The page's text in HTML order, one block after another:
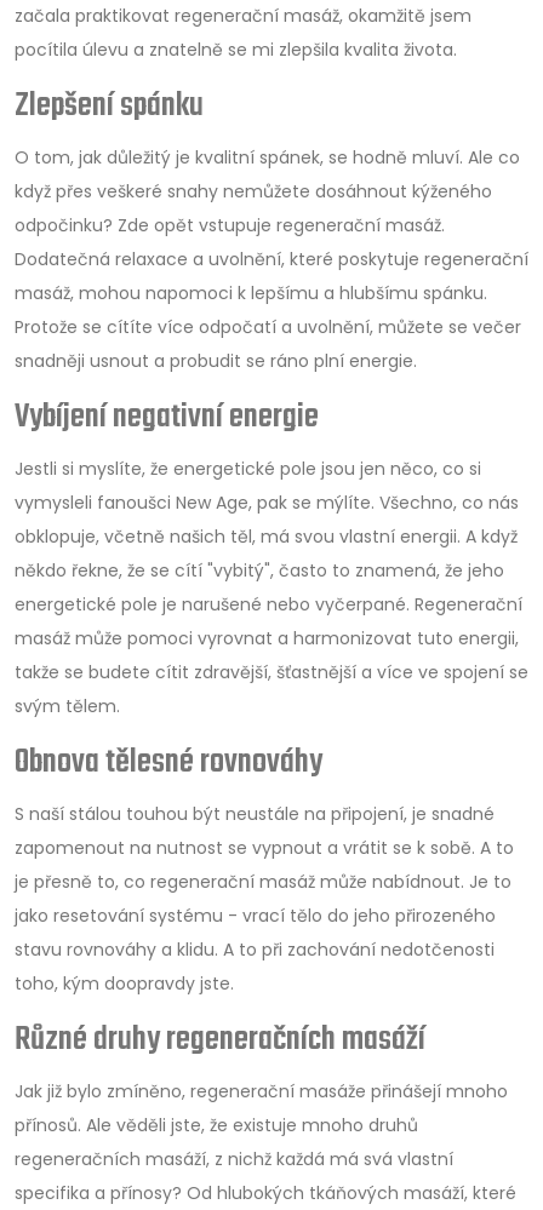
začala praktikovat regenerační masáž, okamžitě jsem
pocítila úlevu a znatelně se mi zlepšila kvalita života.
Zlepšení spánku
O tom, jak důležitý je kvalitní spánek, se hodně mluví. Ale co
když přes veškeré snahy nemůžete dosáhnout kýženého
odpočinku? Zde opět vstupuje regenerační masáž.
Dodatečná relaxace a uvolnění, které poskytuje regenerační
masáž, mohou napomoci k lepšímu a hlubšímu spánku.
Protože se cítíte více odpočatí a uvolnění, můžete se večer
snadněji usnout a probudit se ráno plní energie.
Vybíjení negativní energie
Jestli si myslíte, že energetické pole jsou jen něco, co si
vymysleli fanoušci New Age, pak se mýlíte. Všechno, co nás
obklopuje, včetně našich těl, má svou vlastní energii. A když
někdo řekne, že se cítí "vybitý", často to znamená, že jeho
energetické pole je narušené nebo vyčerpané. Regenerační
masáž může pomoci vyrovnat a harmonizovat tuto energii,
takže se budete cítit zdravější, šťastnější a více ve spojení se
svým tělem.
Obnova tělesné rovnováhy
S naší stálou touhou být neustále na připojení, je snadné
zapomenout na nutnost se vypnout a vrátit se k sobě. A to
je přesně to, co regenerační masáž může nabídnout. Je to
jako resetování systému - vrací tělo do jeho přirozeného
stavu rovnováhy a klidu. A to při zachování nedotčenosti
toho, kým doopravdy jste.
Různé druhy regeneračních masáží
Jak již bylo zmíněno, regenerační masáže přinášejí mnoho
přínosů. Ale věděli jste, že existuje mnoho druhů
regeneračních masáží, z nichž každá má svá vlastní
specifika a přínosy? Od hlubokých tkáňových masáží, které